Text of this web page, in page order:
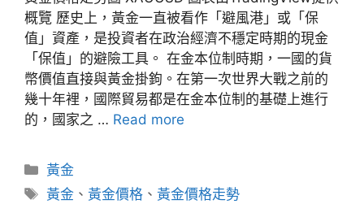
概覽 歷史上，黃金一直被看作「避風港」或「保
值」資產，是投資者在政治經濟不穩定時期的現金
「保值」的避險工具。 在金本位制時期，一國的貨
幣價值直接與黃金掛鉤。在第一次世界大戰之前的
幾十年裡，國際貿易都是在金本位制的基礎上進行
的，國家之 … Read more
分
類
黃金
標
黃金 、黃金價格 、黃金價格走勢